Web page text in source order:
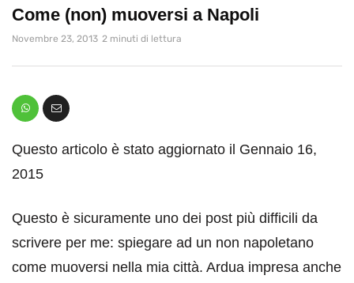
Come (non) muoversi a Napoli
Novembre 23, 2013 2 minuti di lettura
Questo articolo è stato aggiornato il Gennaio 16,
2015
Questo è sicuramente uno dei post più difficili da
scrivere per me: spiegare ad un non napoletano
come muoversi nella mia città. Ardua impresa anche